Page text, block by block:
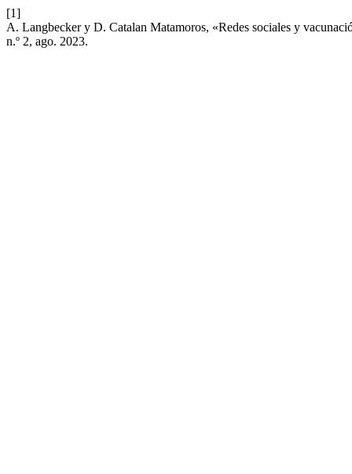
[1]
A. Langbecker y D. Catalan Matamoros, «Redes sociales y
n.º 2, ago. 2023.